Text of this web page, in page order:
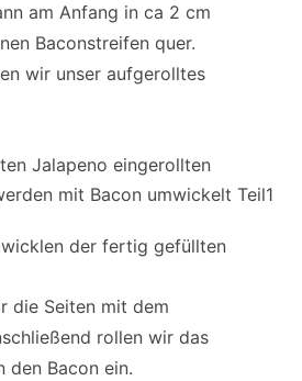
am Anfang in ca 2 cm
Baconstreifen quer.
wir unser aufgerolltes
der fertig gefüllten
die Seiten mit dem
rollen wir das
den Bacon ein.